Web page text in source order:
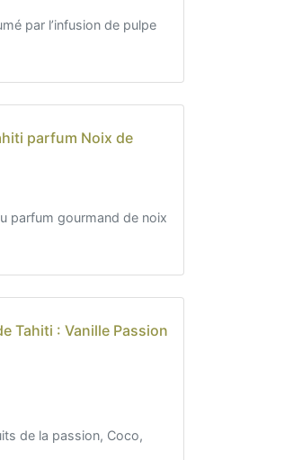
par l’infusion de pulpe
parfum Noix de
parfum gourmand de noix
Tahiti : Vanille Passion
de la passion, Coco,